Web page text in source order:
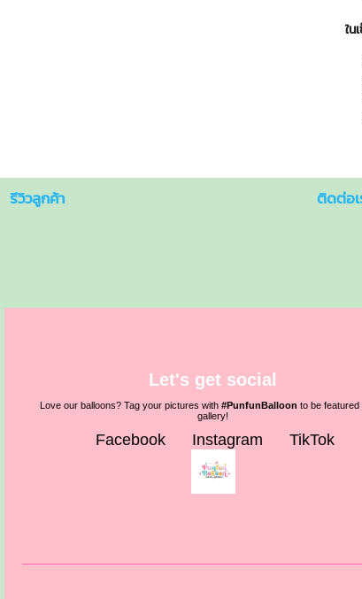
ใน
รีวิวลูกค้า ติดต่อเ
Let's get social
Love our balloons? Tag your pictures with#PunfunBalloon to be featured
gallery!
Facebook Instagram TikTok